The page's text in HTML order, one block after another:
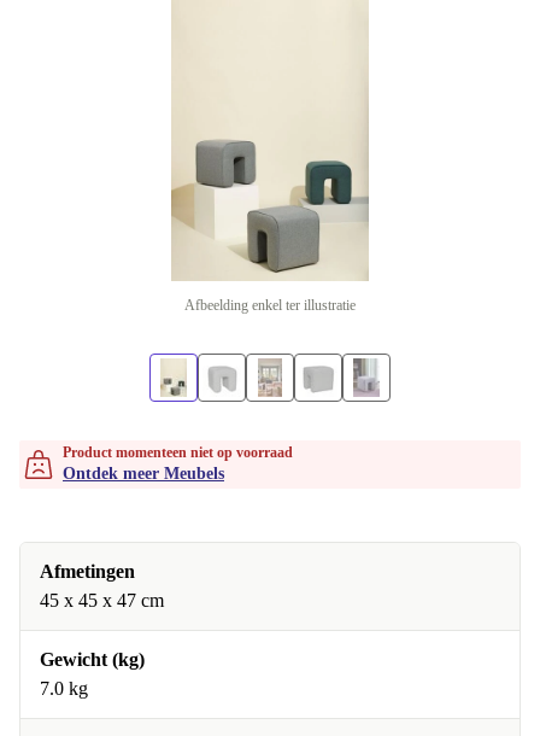
Afbeelding enkel ter illustratie
Product momenteen niet op voorraad
Ontdek meer Meubels
Afmetingen
45 x 45 x 47 cm
Gewicht (kg)
7.0 kg